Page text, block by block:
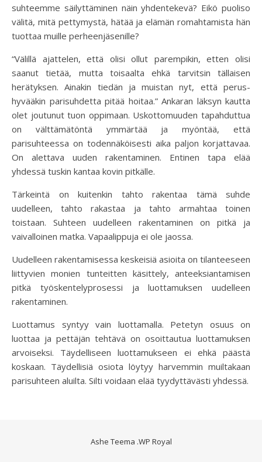
suhteemme säilyttäminen näin yhdentekevä? Eikö puoliso
välitä, mitä pettymystä, hätää ja elämän romahtamista hän
tuottaa muille perheenjäsenille?
“Välillä ajattelen, että olisi ollut parempikin, etten olisi
saanut tietää, mutta toisaalta ehkä tarvitsin tällaisen
herätyksen. Ainakin tiedän ja muistan nyt, että perus-
hyvääkin parisuhdetta pitää hoitaa.” Ankaran läksyn kautta
olet joutunut tuon oppimaan. Uskottomuuden tapahduttua
on välttämätöntä ymmärtää ja myöntää, että
parisuhteessa on todennäköisesti aika paljon korjattavaa.
On alettava uuden rakentaminen. Entinen tapa elää
yhdessä tuskin kantaa kovin pitkälle.
Tärkeintä on kuitenkin tahto rakentaa tämä suhde
uudelleen, tahto rakastaa ja tahto armahtaa toinen
toistaan. Suhteen uudelleen rakentaminen on pitkä ja
vaivalloinen matka. Vapaalippuja ei ole jaossa.
Uudelleen rakentamisessa keskeisiä asioita on tilanteeseen
liittyvien monien tunteitten käsittely, anteeksiantamisen
pitkä työskentelyprosessi ja luottamuksen uudelleen
rakentaminen.
Luottamus syntyy vain luottamalla. Petetyn osuus on
luottaa ja pettäjän tehtävä on osoittautua luottamuksen
arvoiseksi. Täydelliseen luottamukseen ei ehkä päästä
koskaan. Täydellisiä osiota löytyy harvemmin muiltakaan
parisuhteen aluilta. Silti voidaan elää tyydyttävästi yhdessä.
Ashe Teema .WP Royal